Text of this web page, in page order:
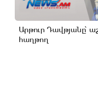
Արթուր Դավթյանը՝
հաղթող